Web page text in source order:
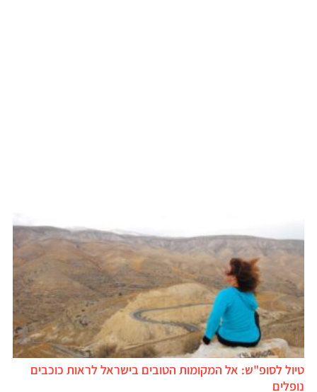
טיול לסופ"ש: אל המקומות הטובים בישראל לראות כוכבים
נופלים